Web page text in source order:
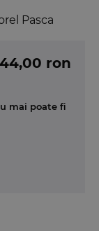
Pasca
44,00 ron
mai poate fi